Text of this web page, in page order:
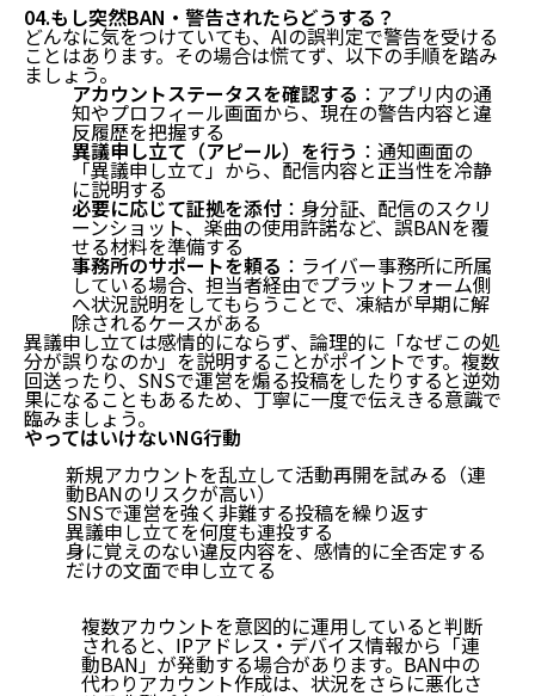
04.もし突然BAN・警告されたらどうする？
どんなに気をつけていても、AIの誤判定で警告を受ける
ことはあります。その場合は慌てず、以下の手順を踏み
ましょう。
アカウントステータスを確認する ：アプリ内の通
知やプロフィール画面から、現在の警告内容と違
反履歴を把握する
異議申し立て（アピール）を行う ：通知画面の
「異議申し立て」から、配信内容と正当性を冷静
に説明する
必要に応じて証拠を添付 ：身分証、配信のスクリ
ーンショット、楽曲の使用許諾など、誤BANを覆
せる材料を準備する
事務所のサポートを頼る ：ライバー事務所に所属
している場合、担当者経由でプラットフォーム側
へ状況説明をしてもらうことで、凍結が早期に解
除されるケースがある
異議申し立ては感情的にならず、論理的に「なぜこの処
分が誤りなのか」を説明することがポイントです。複数
回送ったり、SNSで運営を煽る投稿をしたりすると逆効
果になることもあるため、丁寧に一度で伝えきる意識で
臨みましょう。
やってはいけないNG行動
新規アカウントを乱立して活動再開を試みる（連
動BANのリスクが高い）
SNSで運営を強く非難する投稿を繰り返す
異議申し立てを何度も連投する
身に覚えのない違反内容を、感情的に全否定する
だけの文面で申し立てる
複数アカウントを意図的に運用していると判断
されると、IPアドレス・デバイス情報から「連
動BAN」が発動する場合があります。BAN中の
代わりアカウント作成は、状況をさらに悪化さ